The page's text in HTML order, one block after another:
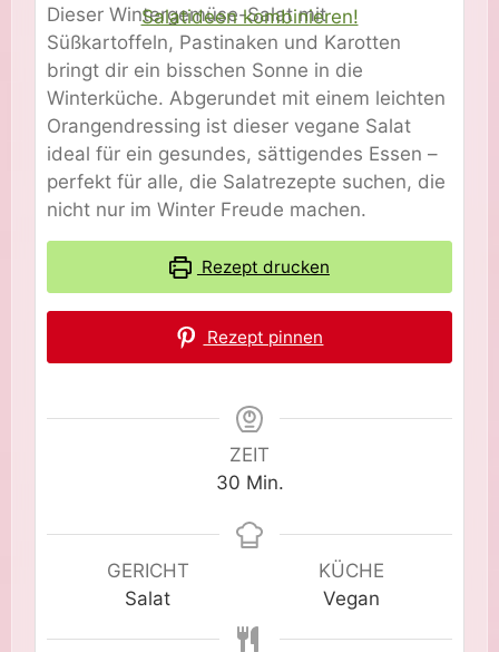
Dieser Wintergemüse-Salat mit
Süßkartoffeln, Pastinaken und Karotten
bringt dir ein bisschen Sonne in die
Winterküche. Abgerundet mit einem leichten
Orangendressing ist dieser vegane Salat
ideal für ein gesundes, sättigendes Essen –
perfekt für alle, die Salatrezepte suchen, die
nicht nur im Winter Freude machen.
Rezept drucken
Rezept pinnen
ZEIT
30Minuten
Min.
GERICHT
Salat
KÜCHE
Vegan